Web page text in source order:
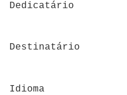
Dedicatário
Destinatário
Idioma